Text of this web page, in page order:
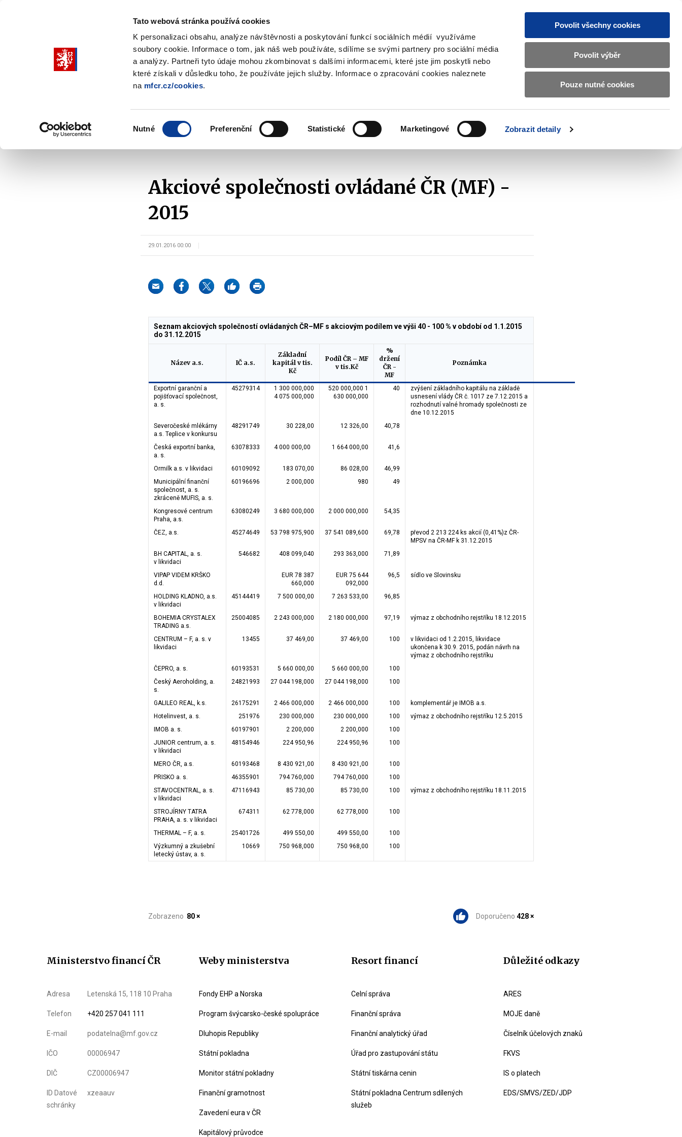
Tato webová stránka používá cookies
K personalizaci obsahu, analýze návštěvnosti a poskytování funkcí sociálních médií využíváme
soubory cookie. Informace o tom, jak náš web používáte, sdílíme se svými partnery pro sociální média
a analýzy. Partneři tyto údaje mohou zkombinovat s dalšími informacemi, které jste jim poskytli nebo
které získali v důsledku toho, že používáte jejich služby. Informace o zpracování cookies naleznete
na mfcr.cz/cookies.
Nutné Preferenční Statistické Marketingové Zobrazit detaily
Povolit všechny cookies
Povolit výběr
Pouze nutné cookies
Vyhledat
CZ EN
Základní
informace
o
Ministerstvu
financí
submenu
submenu
politika
submenu
submenu
účetnictví
submenu
EU
submenu
Majetek státu Majetkové účasti Akciové společnosti ovládané ČR (MF) - 2015
Akciové společnosti ovládané ČR (MF) -
2015
29.01.2016 00:00
Seznam akciových společností ovládaných ČR–MF s akciovým podílem ve výši 40 - 100 % v období od 1.1.2015
do 31.12.2015
Název a.s. IČ a.s.
Základní
kapitál v tis.
Kč
Podíl ČR – MF
v tis.Kč
%
držení
ČR -
MF
Poznámka
Exportní garanční a
pojišťovací společnost,
a. s.
45279314
1 300 000,000
4 075 000,000
520 000,000 1
630 000,000
40
zvýšení základního kapitálu na základě
usnesení vlády ČR č. 1017 ze 7.12.2015 a
rozhodnutí valné hromady společnosti ze
dne 10.12.2015
Severočeské mlékárny
a.s. Teplice v konkursu
48291749 30 228,00 12 326,00 40,78
Česká exportní banka,
a. s.
63078333 4 000 000,00 1 664 000,00 41,6
Ormilk a.s. v likvidaci 60109092 183 070,00 86 028,00
46,99
Municipální finanční
společnost, a. s.
zkráceně MUFIS, a. s.
60196696 2 000,000 980 49
Kongresové centrum
Praha, a.s.
63080249 3 680 000,000 2 000 000,000 54,35
ČEZ, a.s. 45274649 53 798 975,900 37 541 089,600 69,78
převod 2 213 224 ks akcií (0,41%)z ČR-
MPSV na ČR-MF k 31.12.2015
BH CAPITAL, a. s.
v likvidaci
546682 408 099,040 293 363,000 71,89
VIPAP VIDEM KRŠKO
d.d.
EUR 78 387
660,000
EUR 75 644
092,000
96,5 sídlo ve Slovinsku
HOLDING KLADNO, a.s.
v likvidaci
45144419 7 500 000,00 7 263 533,00 96,85
BOHEMIA CRYSTALEX
TRADING a.s.
25004085 2 243 000,000 2 180 000,000 97,19 výmaz z obchodního rejstříku 18.12.2015
CENTRUM – F, a. s. v
likvidaci
13455 37 469,00 37 469,00 100
v likvidaci od 1.2.2015, likvidace
ukončena k 30.9. 2015, podán návrh na
výmaz z obchodního rejstříku
ČEPRO, a. s.
60193531 5 660 000,00 5 660 000,00
100
Český Aeroholding, a.
s.
24821993 27 044 198,000 27 044 198,000 100
GALILEO REAL, k.s. 26175291 2 466 000,000 2 466 000,000 100
komplementář je IMOB a.s.
Hotelinvest, a. s.
251976 230 000,000 230 000,000 100
výmaz z obchodního rejstříku 12.5.2015
IMOB a. s.
60197901 2 200,000 2 200,000
100
JUNIOR centrum, a. s.
v likvidaci
48154946 224 950,96 224 950,96 100
MERO ČR, a.s. 60193468 8 430 921,00 8 430 921,00
100
PRISKO a. s.
46355901 794 760,000 794 760,000
100
STAVOCENTRAL, a. s.
v likvidaci
47116943 85 730,00 85 730,00 100 výmaz z obchodního rejstříku 18.11.2015
STROJÍRNY TATRA
PRAHA, a. s. v likvidaci
674311 62 778,000 62 778,000 100
THERMAL – F, a. s. 25401726 499 550,00 499 550,00
100
Výzkumný a zkušební
letecký ústav, a. s.
10669 750 968,000 750 968,00 100
Zobrazeno 80 × Doporučeno 428 ×
Ministerstvo financí ČR
Adresa Letenská 15, 118 10 Praha
Telefon +420 257 041 111
E-mail podatelna@mf.gov.cz
IČO 00006947
DIČ CZ00006947
ID Datové
schránky
xzeaauv
Weby ministerstva
Fondy EHP a Norska
Program švýcarsko-české spolupráce
Dluhopis Republiky
Státní pokladna
Monitor státní pokladny
Finanční gramotnost
Zavedení eura v ČR
Kapitálový průvodce
Resort financí
Celní správa
Finanční správa
Finanční analytický úřad
Úřad pro zastupování státu
Státní tiskárna cenin
Státní pokladna Centrum sdílených
služeb
Důležité odkazy
ARES
MOJE daně
Číselník účelových znaků
FKVS
IS o platech
EDS/SMVS/ZED/JDP